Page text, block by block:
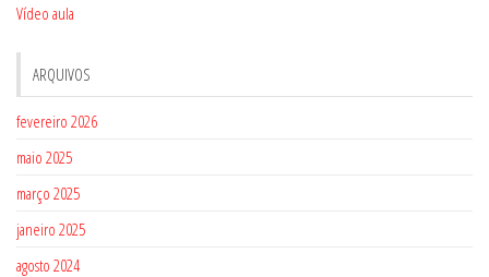
Vídeo aula
ARQUIVOS
fevereiro 2026
maio 2025
março 2025
janeiro 2025
agosto 2024